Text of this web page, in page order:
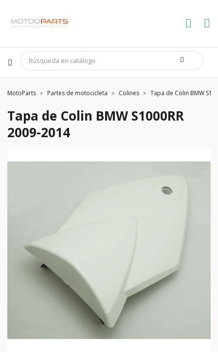
MotoParts Partes de motocicleta Colines Tapa de Colin BMW
Tapa de Colin BMW S1000RR
2009-2014